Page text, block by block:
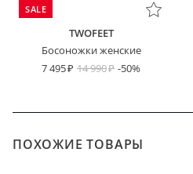
SALE
TWOFEET
Босоножки женские
7 495
14 990 -50%
ПОХОЖИЕ ТОВАРЫ